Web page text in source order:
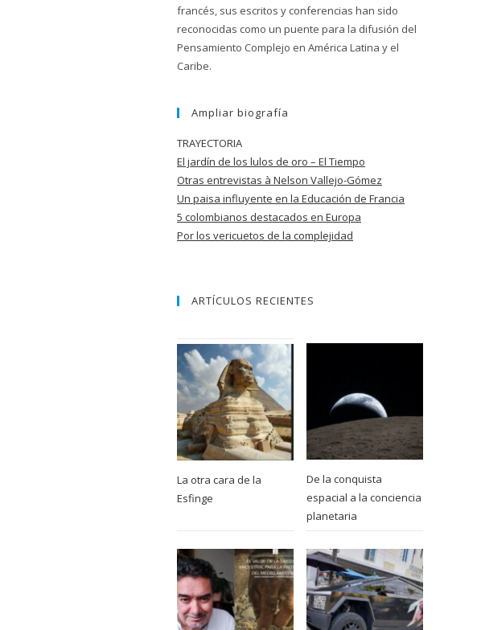
francés, sus escritos y conferencias han sido
reconocidas como un puente para la difusión del
Pensamiento Complejo en América Latina y el
Caribe.
Ampliar biografía
TRAYECTORIA
El jardín de los lulos de oro – El Tiempo
Otras entrevistas à Nelson Vallejo-Gómez
Un paisa influyente en la Educación de Francia
5 colombianos destacados en Europa
Por los vericuetos de la complejidad
ARTÍCULOS RECIENTES
La otra cara de la
Esfinge
De la conquista
espacial a la conciencia
planetaria